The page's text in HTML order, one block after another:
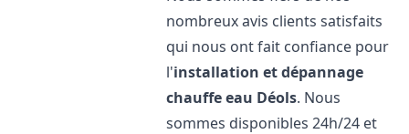
nombreux avis clients satisfaits
qui nous ont fait confiance pour
l'installation et dépannage
chauffe eau Déols. Nous
sommes disponibles 24h/24 et